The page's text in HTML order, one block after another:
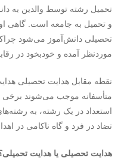
تحمیل رشته توسط والدین به
و تحمیل به جامعه است. گاهی
تحصیلی دانش‌آموز می‌شود
موردنظر آمده و خودبخود در
نقطه مقابل هدایت تحصیلی
متأسفانه موجب می‌شوند برخی
استعداد در یک رشته، به
تضاد در فرد و گاه ناکامی در
هدایت تحصیلی یا هدایت